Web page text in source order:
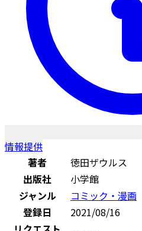
情報提供
著者
徳田ザウルス
出版社
小学館
ジャンル
コミック・漫画
登録日
2021/08/16